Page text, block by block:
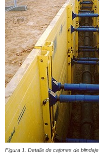
Figura 1. Detalle de cajones de